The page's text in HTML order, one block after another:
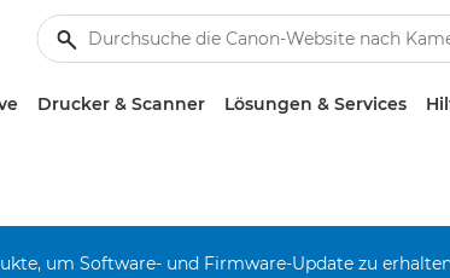
Drucker & Scanner Lösungen & Services
um Software- und Firmware-Update zu